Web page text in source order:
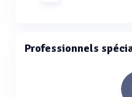
Professionnels